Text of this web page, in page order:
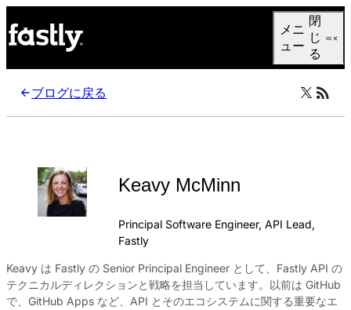
メニ
ュー
閉
じ
る
ブログに戻る
Keavy McMinn
Principal Software Engineer, API Lead,
Fastly
Keavy は Fastly の Senior Principal Engineer として、Fastly API の
テクニカルディレクションと戦略を担当しています。以前は GitHub
で、GitHub Apps など、API とそのエコシステムに関する重要なエ